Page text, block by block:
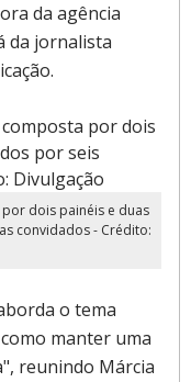
da agência
da jornalista
dois painéis e duas
convidados - Crédito:
o tema
manter uma
reunindo Márcia